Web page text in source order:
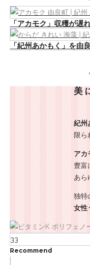
「アカモク」収穫が遅
「紀州あかもく」を由
美
紀州
限ら
アカ
豊富
あら
独特
女性
33
Recommend